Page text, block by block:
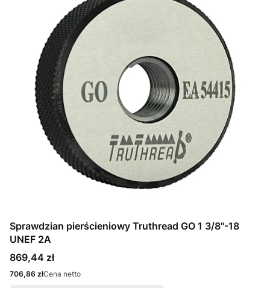
Sprawdzian pierścieniowy Truthread GO 1 3/8"-18
UNEF 2A
Cena
869,44 zł
Cena
706,86 złCena netto